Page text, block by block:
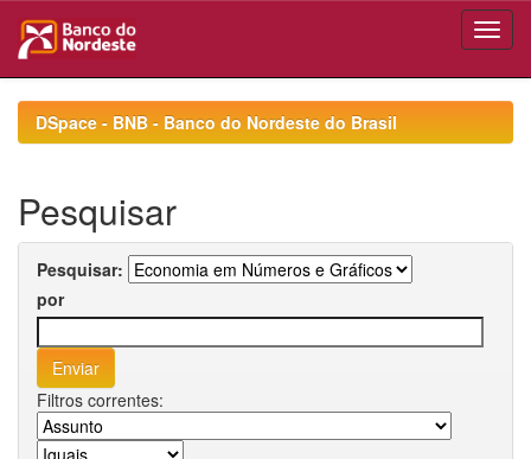
navigationDSpace - BNB - Banco do Nordeste do Brasil
Pesquisar
Pesquisar:
por
Filtros correntes: